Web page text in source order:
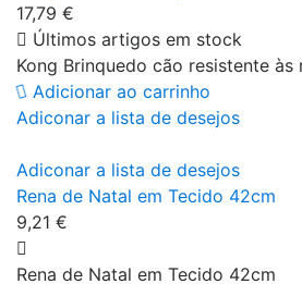
17,79 €
Últimos artigos em stock
Kong Brinquedo cão resistente às
Adicionar ao carrinho
Adiconar a lista de desejos
Adiconar a lista de desejos
Rena de Natal em Tecido 42cm
9,21 €
Rena de Natal em Tecido 42cm